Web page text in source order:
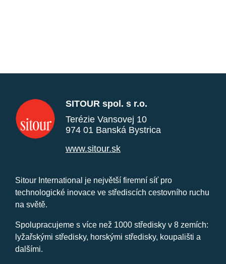
SITOUR spol. s r.o.
Terézie Vansovej 10
974 01 Banská Bystrica
www.sitour.sk
Sitour International je největší firemní síť pro
technologické inovace ve střediscích cestovního ruchu
na světě.
Spolupracujeme s více než 1000 středisky v 8 zemích:
lyžařskými středisky, horskými středisky, koupališti a
dalšími.